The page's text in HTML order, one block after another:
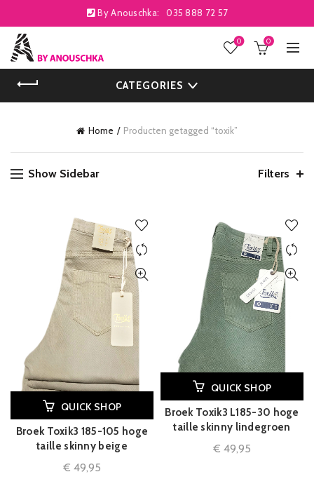
By Anouschka: 035 888 72 57
0 0
CATEGORIES
Home Producten getagged “toxik”
Show Sidebar Filters
QUICK SHOP
Broek Toxik3 185-105 hoge
taille skinny beige
€ 49,95
QUICK SHOP
Broek Toxik3 L185-30 hoge
taille skinny lindegroen
€ 49,95